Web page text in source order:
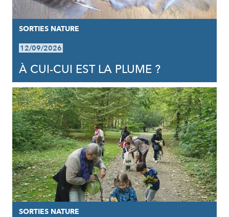
SORTIES NATURE
12/09/2026
À CUI-CUI EST LA PLUME ?
SORTIES NATURE